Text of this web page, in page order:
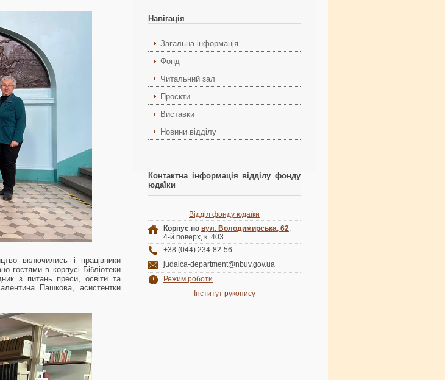
включились і працівники
гостями в корпусі Бібліотеки
з питань преси, освіти та
Пашкова, асистентки
Навігація
Загальна інформація
Фонд
Читальний зал
Проєкти
Виставки
Новини відділу
Контактна інформація відділу фонду
юдаїки
Відділ фонду юдаїки
Корпус по вул. Володимирська, 62,
4-й поверх, к. 403.
+38 (044) 234-82-56
judaica-department@nbuv.gov.ua
Режим роботи
Інститут рукопису